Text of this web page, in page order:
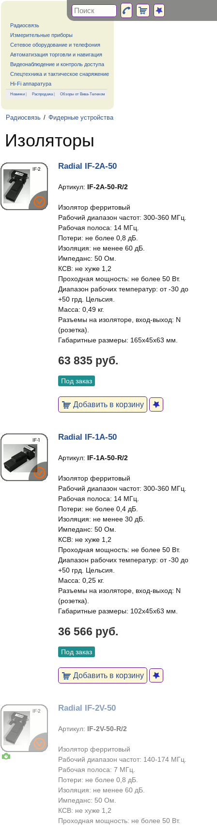
Радиосвязь
Измерительные приборы
Сетевое оборудование и телефония
Автоматизация торговли и навигация
Видеонаблюдение и контроль доступа
Спецтехника и тактическое снаряжение
Hi-Fi аппаратура
Новинки | Распродажа| Обзоры от Вива-Телеком
Радиосвязь / Фидерные устройства
Изоляторы
Radial IF-2A-50
Артикул: IF-2A-50-R/2
Изолятор ферритовый
Рабочий диапазон частот: 300-360 МГц.
Рабочая полоса: 14 МГц.
Потери: не более 0,8 дБ.
Изоляция: не менее 60 дБ.
Импеданс: 50 Ом.
КСВ: не хуже 1,2
Проходная мощность: не более 50 Вт.
Диапазон рабочих температур: от -30 до
+50 грд. Цельсия.
Масса: 0,49 кг.
Разъемы на изоляторе, вход-выход: N
(розетка).
Габаритные размеры: 165х45х63 мм.
63 835 руб.
Под заказ
Добавить в корзину
Radial IF-1A-50
Артикул: IF-1A-50-R/2
Изолятор ферритовый
Рабочий диапазон частот: 300-360 МГц.
Рабочая полоса: 14 МГц.
Потери: не более 0,4 дБ.
Изоляция: не менее 30 дБ.
Импеданс: 50 Ом.
КСВ: не хуже 1,2
Проходная мощность: не более 50 Вт.
Диапазон рабочих температур: от -30 до
+50 грд. Цельсия.
Масса: 0,25 кг.
Разъемы на изоляторе, вход-выход: N
(розетка).
Габаритные размеры: 102х45х63 мм.
36 566 руб.
Под заказ
Добавить в корзину
Radial IF-2V-50
Артикул: IF-2V-50-R/2
Изолятор ферритовый
Рабочий диапазон частот: 140-174 МГц.
Рабочая полоса: 7 МГц.
Потери: не более 0,8 дБ.
Изоляция: не менее 60 дБ.
Импеданс: 50 Ом.
КСВ: не хуже 1,2
Проходная мощность: не более 50 Вт.